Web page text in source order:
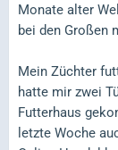
Monate alter
bei den Großen
Mein Züchter
hatte mir zwei
Futterhaus
letzte Woche